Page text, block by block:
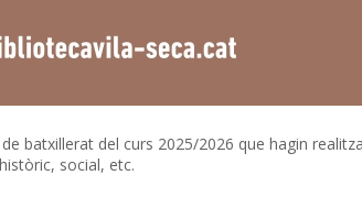
batxillerat del curs 2025/2026 que hagin
social, etc.